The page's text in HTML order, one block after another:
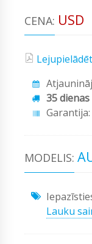
CENA: USD
35 dienas
Garantija:
MODELIS:
Lauku